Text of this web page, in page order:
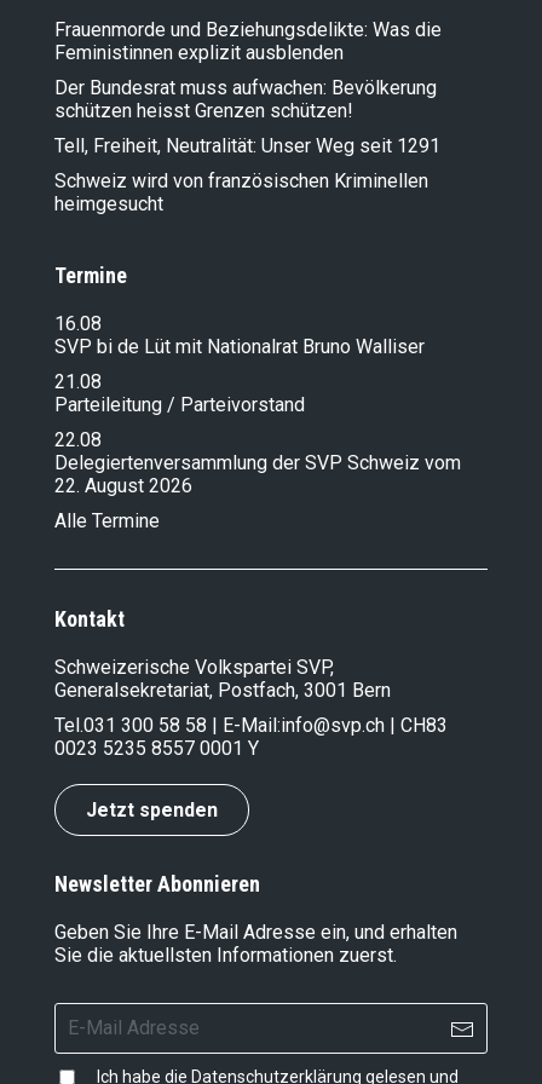
13.11.2025
Ein historischer Erfolg für die SVP
Jura: Ein Durchbruch, der eine Wende
markiert!
14.10.2025
(Bundesgesetz über die Inklusion von
Menschen mit Behinderungen und
Volksinitiative «Für die Gleichstellung
23.09.2025
gemeinsamer elterlicher Sorge die
alternierende Obhut fördern
Änderung der Verordnung über
Fernmeldedienste
17.09.2025
(Verlängerung des Urlaubs für
10.09.2025
juristischer Personen durch
Bundesorgane)
01.09.2025
Keine Kopftücher an Schweizer
19.08.2025
Jetzt die Wirtschaft entlasten – für den
NEIN zur E-ID: Sie ist gefährlich,
freiheitsfeindlich und unnötig
Nein zur links-extremen Juso-
Enteignungsinitiative
07.07.2025
Prix Résistance: Die SVP zeichnet
Frauenmorde und Beziehungsdelikte: Was die
Feministinnen explizit ausblenden
Der Bundesrat muss aufwachen: Bevölkerung
schützen heisst Grenzen schützen!
Tell, Freiheit, Neutralität: Unser Weg seit 1291
Schweiz wird von französischen Kriminellen
heimgesucht
Termine
16.08
SVP bi de Lüt mit Nationalrat Bruno Walliser
21.08
Parteileitung / Parteivorstand
22.08
Delegiertenversammlung der SVP Schweiz vom
22. August 2026
Alle Termine
Kontakt
Schweizerische Volkspartei SVP,
Generalsekretariat, Postfach, 3001 Bern
Tel.031 300 58 58 | E-Mail:info@svp.ch | CH83
0023 5235 8557 0001 Y
Jetzt spenden
Newsletter Abonnieren
Geben Sie Ihre E-Mail Adresse ein, und erhalten
Sie die aktuellsten Informationen zuerst.
Ich habe die Datenschutzerklärung gelesen und